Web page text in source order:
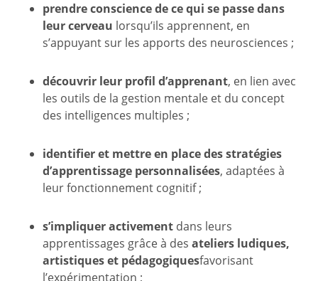
prendre conscience de ce qui se passe dans
leur cerveau lorsqu’ils apprennent, en
s’appuyant sur les apports des neurosciences ;
découvrir leur profil d’apprenant, en lien avec
les outils de la gestion mentale et du concept
des intelligences multiples ;
identifier et mettre en place des stratégies
d’apprentissage personnalisées, adaptées à
leur fonctionnement cognitif ;
s’impliquer activement dans leurs
apprentissages grâce à des ateliers ludiques,
artistiques et pédagogiquesfavorisant
l’expérimentation ;